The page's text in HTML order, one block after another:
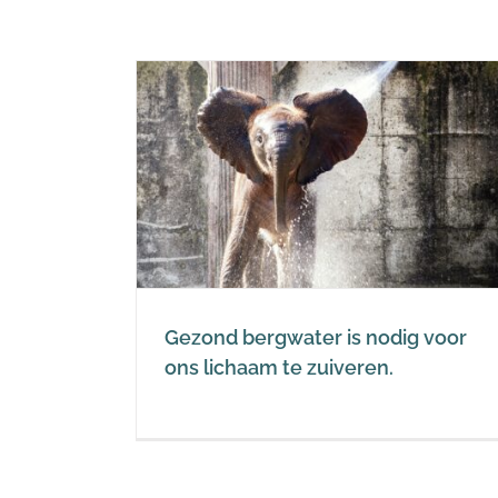
Gezond bergwater is nodig voor
ons lichaam te zuiveren.